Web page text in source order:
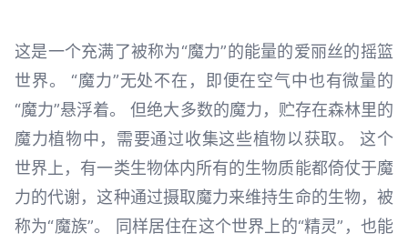
这是一个充满了被称为“魔力”的能量的爱丽丝的摇篮
世界。 “魔力”无处不在，即便在空气中也有微量的
“魔力”悬浮着。 但绝大多数的魔力，贮存在森林里的
魔力植物中，需要通过收集这些植物以获取。 这个
世界上，有一类生物体内所有的生物质能都倚仗于魔
力的代谢，这种通过摄取魔力来维持生命的生物，被
称为“魔族”。 同样居住在这个世界上的“精灵”，也能